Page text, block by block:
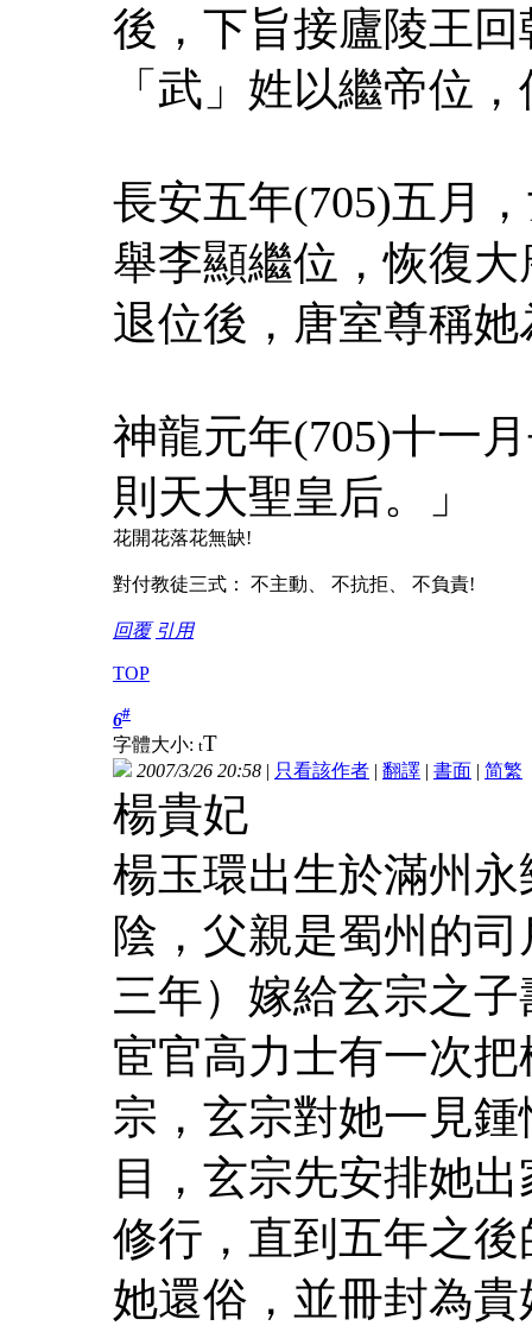
後，下旨接廬陵王
「武」姓以繼帝位
長安五年(705)五月
舉李顯繼位，恢復
退位後，唐室尊稱
神龍元年(705)十一
則天大聖皇后。」
花開花落花無缺!
對付教徒三式： 不主動、 不抗拒、 不負責!
回覆 引用
TOP
6#
字體大小: tT
2007/3/26 20:58 | 只看該作者 | 翻譯 | 書面 | 简繁
楊貴妃
楊玉環出生於滿州
陰，父親是蜀州的
三年）嫁給玄宗之
宦官高力士有一次
宗，玄宗對她一見
目，玄宗先安排她
修行，直到五年之
她還俗，並冊封為